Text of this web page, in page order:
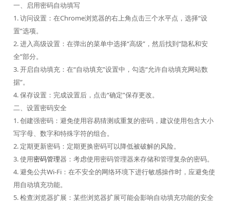
一、启用密码自动填写
1. 访问设置：在Chrome浏览器的右上角点击三个水平点，选择“设
置”选项。
2. 进入高级设置：在弹出的菜单中选择“高级”，然后找到“隐私和安
全”部分。
3. 开启自动填充：在“自动填充”设置中，勾选“允许自动填充网站数
据”。
4. 保存设置：完成设置后，点击“确定”保存更改。
二、设置密码安全
1. 创建强密码：避免使用容易猜测或重复的密码，建议使用包含大小
写字母、数字和特殊字符的组合。
2. 定期更新密码：定期更换密码可以降低被破解的风险。
3. 使用密码管理器：考虑使用密码管理器来存储和管理复杂的密码。
4. 避免公共Wi-Fi：在不安全的网络环境下进行敏感操作时，应避免使
用自动填充功能。
5. 检查浏览器扩展：某些浏览器扩展可能会影响自动填充功能的安全